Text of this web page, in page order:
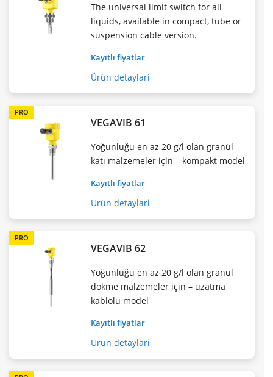
The universal limit switch for all
liquids, available in compact, tube or
suspension cable version.
Kayıtlı fiyatlar
Ürün detaylari
PRO
VEGAVIB 61
Yoğunluğu en az 20 g/l olan granül
katı malzemeler için – kompakt model
Kayıtlı fiyatlar
Ürün detaylari
PRO
VEGAVIB 62
Yoğunluğu en az 20 g/l olan granül
dökme malzemeler için – uzatma
kablolu model
Kayıtlı fiyatlar
Ürün detaylari